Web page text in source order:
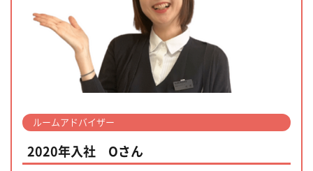
ルームアドバイザー
2020年入社 Oさん